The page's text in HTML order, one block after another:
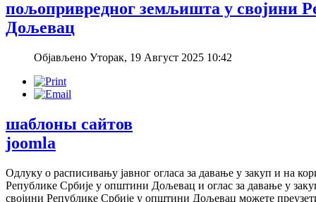
пољопривредног земљишта у својини
Дољевац
Објављено Уторак, 19 Август 2025 10:42
шаблоны сайтов
joomla
Одлуку о расписивању јавног огласа за давање у закуп и на
Републике Србије у општини Дољевац и оглас за давање у
својини Републике Србије у општини Дољевац можете